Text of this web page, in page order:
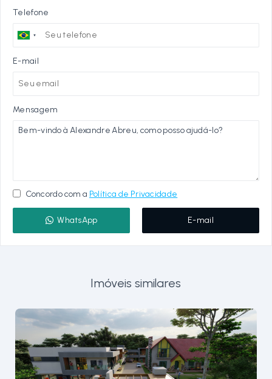
Telefone
E-mail
Mensagem
Concordo com a Política de Privacidade
WhatsApp E-mail
Imóveis similares